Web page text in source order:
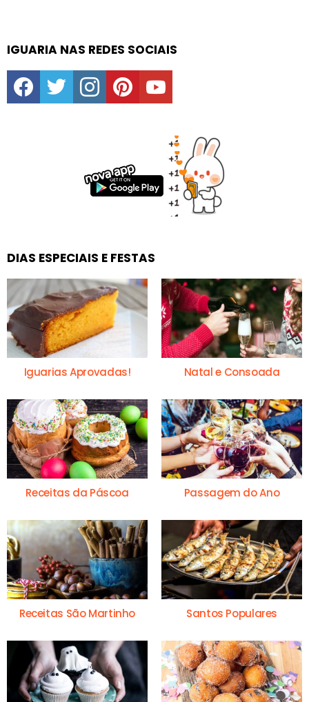
IGUARIA NAS REDES SOCIAIS
facebooktwitter instagrampinterestyoutube
DIAS ESPECIAIS E FESTAS
Iguarias Aprovadas! Natal e Consoada
Receitas da Páscoa Passagem do Ano
Receitas São Martinho Santos Populares